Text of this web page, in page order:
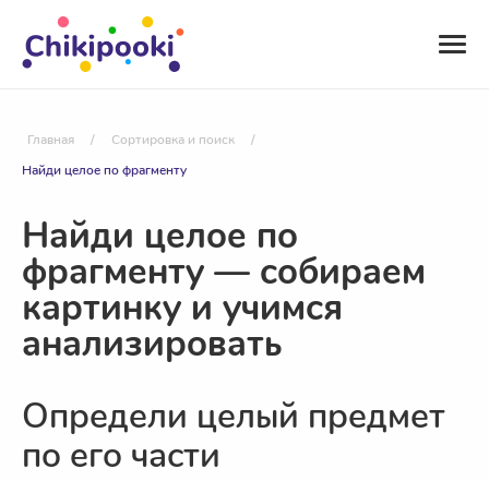
Главная / Сортировка и поиск
/
Найди целое по фрагменту
Найди целое по
фрагменту — собираем
картинку и учимся
анализировать
Определи целый предмет
по его части